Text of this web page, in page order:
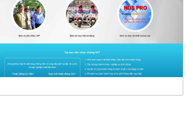
CHI TIẾT
XEM THỰC TẾ